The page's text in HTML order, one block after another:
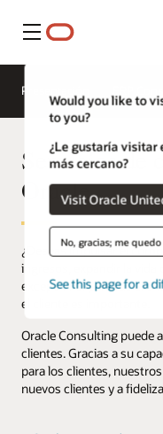
Menú
Would you like to
to you?
¿Le gustaría visitar
más cercano?
Visit Oracle
No, gracias; me
See this page for a
Presentación
Servicios de
Oracle
¿Deseas impulsar el
ingresos, expandir la vida
excepcional para tus
el cliente es importante.
Oracle Consulting puede
clientes. Gracias a su
para los clientes,
nuevos clientes y a